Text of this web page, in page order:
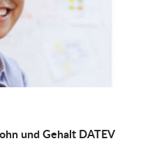
und Gehalt DATEV